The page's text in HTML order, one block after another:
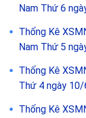
Nam Thứ 6
Thống Kê
Nam Thứ 5
Thống Kê
Thứ 4 ngày 10/
Thống Kê